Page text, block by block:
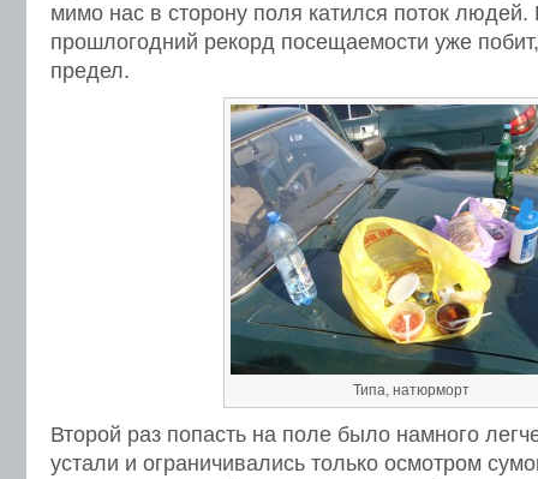
мимо нас в сторону поля катился поток
прошлогодний рекорд посещаемости уже
предел.
Типа, натюрморт
Второй раз попасть на поле было намного
устали и ограничивались только осмотром